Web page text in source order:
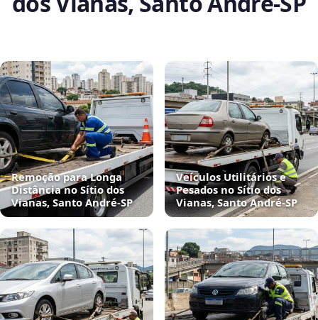
Remoção para Longa
Distância no Sítio dos
Vianas, Santo André‑SP
Veículos Utilitários e
Pesados no Sítio dos
Vianas, Santo André‑SP